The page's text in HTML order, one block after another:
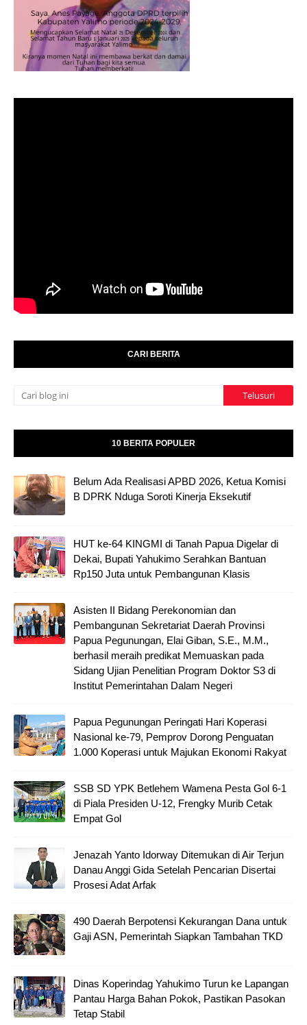
CARI BERITA
10 BERITA POPULER
Belum Ada Realisasi APBD 2026, Ketua Komisi
B DPRK Nduga Soroti Kinerja Eksekutif
HUT ke-64 KINGMI di Tanah Papua Digelar di
Dekai, Bupati Yahukimo Serahkan Bantuan
Rp150 Juta untuk Pembangunan Klasis
Asisten II Bidang Perekonomian dan
Pembangunan Sekretariat Daerah Provinsi
Papua Pegunungan, Elai Giban, S.E., M.M.,
berhasil meraih predikat Memuaskan pada
Sidang Ujian Penelitian Program Doktor S3 di
Institut Pemerintahan Dalam Negeri
Papua Pegunungan Peringati Hari Koperasi
Nasional ke-79, Pemprov Dorong Penguatan
1.000 Koperasi untuk Majukan Ekonomi Rakyat
SSB SD YPK Betlehem Wamena Pesta Gol 6-1
di Piala Presiden U-12, Frengky Murib Cetak
Empat Gol
Jenazah Yanto Idorway Ditemukan di Air Terjun
Danau Anggi Gida Setelah Pencarian Disertai
Prosesi Adat Arfak
490 Daerah Berpotensi Kekurangan Dana untuk
Gaji ASN, Pemerintah Siapkan Tambahan TKD
Dinas Koperindag Yahukimo Turun ke Lapangan
Pantau Harga Bahan Pokok, Pastikan Pasokan
Tetap Stabil